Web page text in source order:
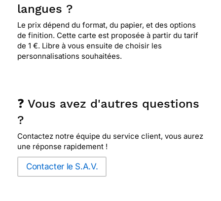
langues ?
Le prix dépend du format, du papier, et des options
de finition. Cette carte est proposée à partir du tarif
de 1 €. Libre à vous ensuite de choisir les
personnalisations souhaitées.
❓ Vous avez d'autres questions
?
Contactez notre équipe du service client, vous aurez
une réponse rapidement !
Contacter le S.A.V.